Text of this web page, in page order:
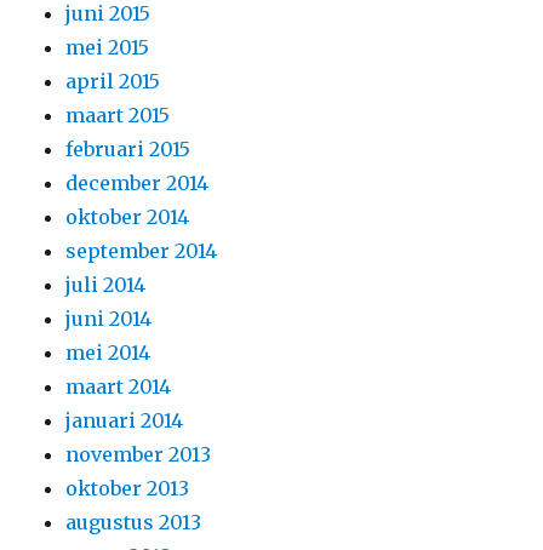
juni 2015
mei 2015
april 2015
maart 2015
februari 2015
december 2014
oktober 2014
september 2014
juli 2014
juni 2014
mei 2014
maart 2014
januari 2014
november 2013
oktober 2013
augustus 2013